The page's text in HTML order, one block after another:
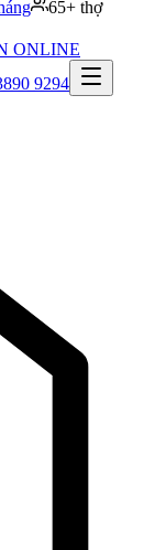
65+ thợ
ONLINE
9294